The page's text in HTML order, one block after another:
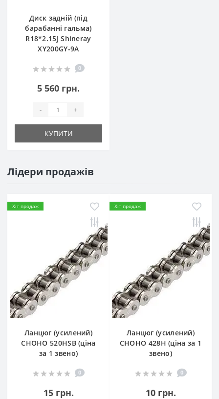
Диск задній (під
барабанні гальма)
R18*2.15J Shineray
XY200GY-9A
0
5 560 грн.
- +
КУПИТИ
Лідери продажів
Хіт продаж
Ланцюг (усилений)
СHOHO 520HSB (ціна
за 1 звено)
0
15 грн.
Хіт продаж
Ланцюг (усилений)
СHOHO 428H (ціна за 1
звено)
0
10 грн.